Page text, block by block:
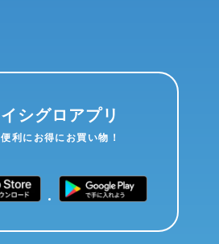
イシグロアプリ
便利にお得にお買い物！